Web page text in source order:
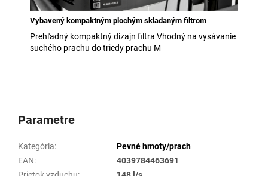
Vybavený kompaktným plochým skladaným filtrom
Prehľadný kompaktný dizajn filtra Vhodný na vysávanie
suchého prachu do triedy prachu M
Parametre
Kategória:
Pevné hmoty/prach
EAN:
4039784463691